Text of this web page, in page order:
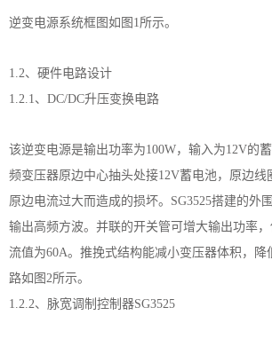
逆变电源系统框图如图1所示。
1.2、硬件电路设计
1.2.1、DC/DC升压变换电路
该逆变电源是输出功率为100W，输入为12V的
频变压器原边中心抽头处接12V蓄电池，原边
原边电流过大而造成的损坏。SG3525搭建的外
输出高频方波。并联的开关管可增大输出功率
流值为60A。推挽式结构能减小变压器体积，
路如图2所示。
1.2.2、脉宽调制控制器SG3525